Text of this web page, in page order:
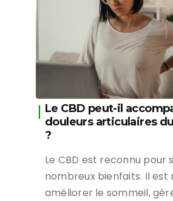
Le CBD peut-il
douleurs articulaires
?
Le CBD est reconnu pour
nombreux bienfaits. Il
améliorer le sommeil,